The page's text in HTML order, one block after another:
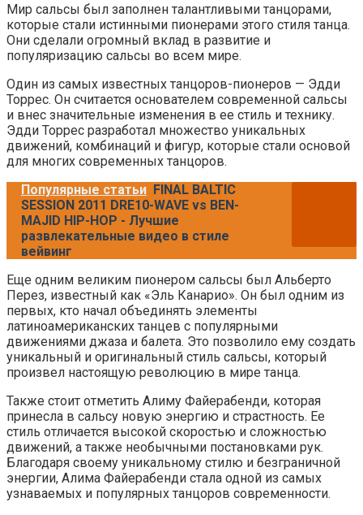
Мир сальсы был заполнен талантливыми танцорами,
которые стали истинными пионерами этого стиля танца.
Они сделали огромный вклад в развитие и
популяризацию сальсы во всем мире.
Один из самых известных танцоров-пионеров — Эдди
Торрес. Он считается основателем современной сальсы
и внес значительные изменения в ее стиль и технику.
Эдди Торрес разработал множество уникальных
движений, комбинаций и фигур, которые стали основой
для многих современных танцоров.
Популярные статьи FINAL BALTIC
SESSION 2011 DRE10-WAVE vs BEN-
MAJID HIP-HOP - Лучшие
развлекательные видео в стиле
вейвинг
Еще одним великим пионером сальсы был Альберто
Перез, известный как «Эль Канарио». Он был одним из
первых, кто начал объединять элементы
латиноамериканских танцев с популярными
движениями джаза и балета. Это позволило ему создать
уникальный и оригинальный стиль сальсы, который
произвел настоящую революцию в мире танца.
Также стоит отметить Алиму Файерабенди, которая
принесла в сальсу новую энергию и страстность. Ее
стиль отличается высокой скоростью и сложностью
движений, а также необычными постановками рук.
Благодаря своему уникальному стилю и безграничной
энергии, Алима Файерабенди стала одной из самых
узнаваемых и популярных танцоров современности.